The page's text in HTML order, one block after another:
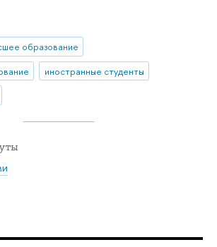
образование
иностранные студенты